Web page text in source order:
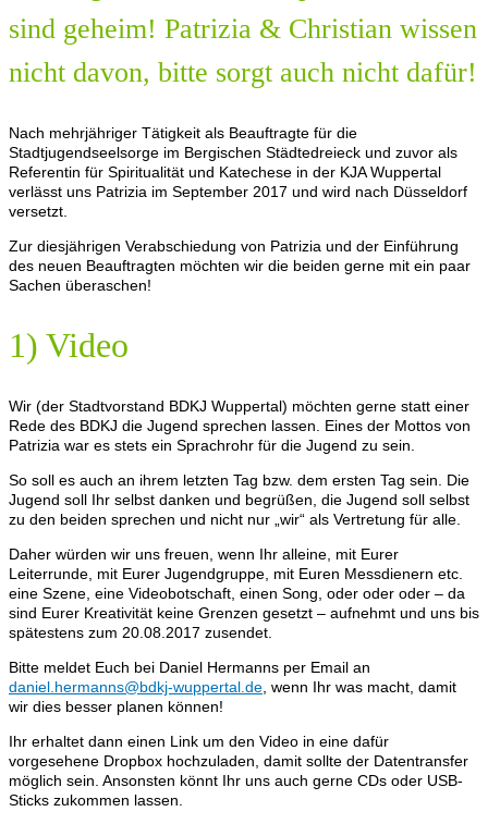
sind geheim! Patrizia & Christian wissen
nicht davon, bitte sorgt auch nicht dafür!
Nach mehrjähriger Tätigkeit als Beauftragte für die
Stadtjugendseelsorge im Bergischen Städtedreieck und zuvor als
Referentin für Spiritualität und Katechese in der KJA Wuppertal
verlässt uns Patrizia im September 2017 und wird nach Düsseldorf
versetzt.
Zur diesjährigen Verabschiedung von Patrizia und der Einführung
des neuen Beauftragten möchten wir die beiden gerne mit ein paar
Sachen überaschen!
1) Video
Wir (der Stadtvorstand BDKJ Wuppertal) möchten gerne statt einer
Rede des BDKJ die Jugend sprechen lassen. Eines der Mottos von
Patrizia war es stets ein Sprachrohr für die Jugend zu sein.
So soll es auch an ihrem letzten Tag bzw. dem ersten Tag sein. Die
Jugend soll Ihr selbst danken und begrüßen, die Jugend soll selbst
zu den beiden sprechen und nicht nur „wir“ als Vertretung für alle.
Daher würden wir uns freuen, wenn Ihr alleine, mit Eurer
Leiterrunde, mit Eurer Jugendgruppe, mit Euren Messdienern etc.
eine Szene, eine Videobotschaft, einen Song, oder oder oder – da
sind Eurer Kreativität keine Grenzen gesetzt – aufnehmt und uns bis
spätestens zum 20.08.2017 zusendet.
Bitte meldet Euch bei Daniel Hermanns per Email an
daniel.hermanns@bdkj-wuppertal.de , wenn Ihr was macht, damit
wir dies besser planen können!
Ihr erhaltet dann einen Link um den Video in eine dafür
vorgesehene Dropbox hochzuladen, damit sollte der Datentransfer
möglich sein. Ansonsten könnt Ihr uns auch gerne CDs oder USB-
Sticks zukommen lassen.